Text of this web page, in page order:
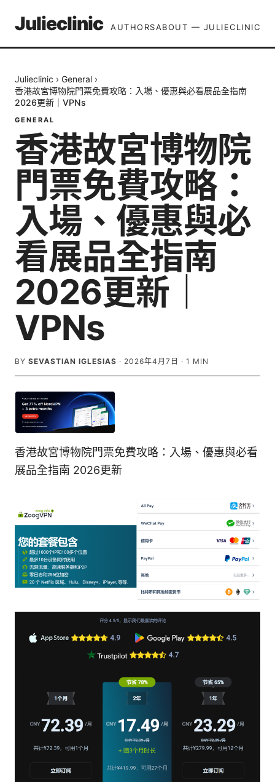
Julieclinic AUTHORSABOUT — JULIECLINIC
Julieclinic › General ›
香港故宮博物院門票免費攻略：入場、優惠與必看展品全指南
2026更新｜VPNs
GENERAL
香港故宮博物院
門票免費攻略：
入場、優惠與必
看展品全指南
2026更新｜
VPNs
BY SEVASTIAN IGLESIAS · 2026年4月7日 · 1 MIN
香港故宮博物院門票免費攻略：入場、優惠與必看
展品全指南 2026更新